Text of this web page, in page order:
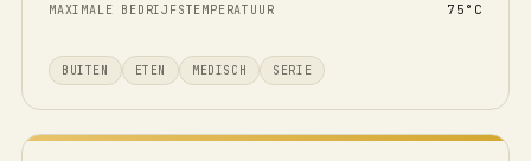
MAXIMALE BEDRIJFSTEMPERATUUR
75°C
BUITEN ETEN MEDISCH SERIE